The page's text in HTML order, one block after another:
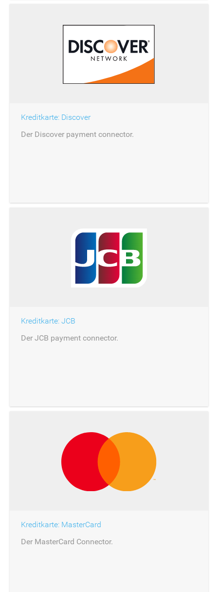
Kreditkarte: Discover
Der Discover payment connector.
Kreditkarte: JCB
Der JCB payment connector.
Kreditkarte: MasterCard
Der MasterCard Connector.